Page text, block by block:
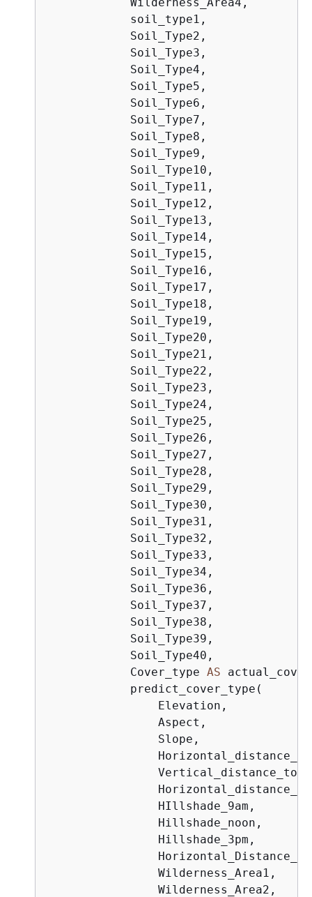
            soil_type1,
            Soil_Type2,
            Soil_Type3,
            Soil_Type4,
            Soil_Type5,
            Soil_Type6,
            Soil_Type7,
            Soil_Type8,
            Soil_Type9,
            Soil_Type10,
            Soil_Type11,
            Soil_Type12,
            Soil_Type13,
            Soil_Type14,
            Soil_Type15,
            Soil_Type16,
            Soil_Type17,
            Soil_Type18,
            Soil_Type19,
            Soil_Type20,
            Soil_Type21,
            Soil_Type22,
            Soil_Type23,
            Soil_Type24,
            Soil_Type25,
            Soil_Type26,
            Soil_Type27,
            Soil_Type28,
            Soil_Type29,
            Soil_Type30,
            Soil_Type31,
            Soil_Type32,
            Soil_Type33,
            Soil_Type34,
            Soil_Type36,
            Soil_Type37,
            Soil_Type38,
            Soil_Type39,
            Soil_Type40,
            Cover_type
AS
            predict_cover_type(
                Elevation,
                Aspect,
                Slope,
                HIllshade_9am,
                Hillshade_noon,
                Hillshade_3pm,
                Wilderness_Area1,
                Wilderness_Area2,